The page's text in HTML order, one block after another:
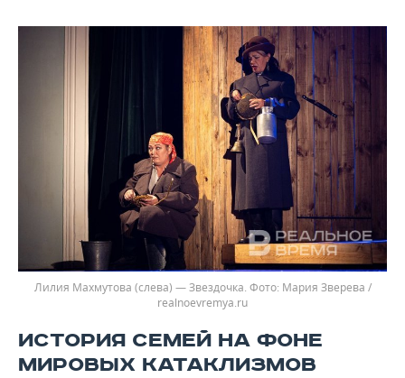
Лилия Махмутова (слева) — Звездочка.
Мария Зверева /
realnoevremya.ru
ИСТОРИЯ СЕМЕЙ НА ФОНЕ
МИРОВЫХ КАТАКЛИЗМОВ